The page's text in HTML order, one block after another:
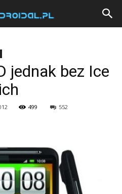
jednak bez Ice
499 552